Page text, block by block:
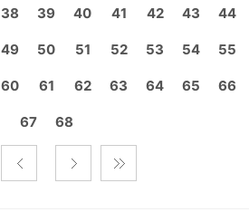
38 39 40 41 42 43 44
49 50 51 52 53 54 55
60 61 62 63 64 65 66
67 68